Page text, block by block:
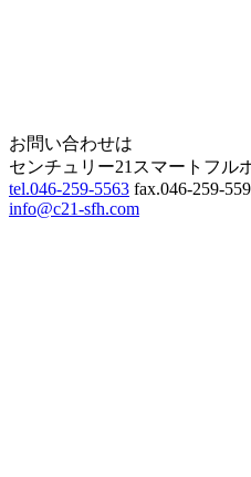
お問い合わせは
センチュリー21スマートフル
tel.046-259-5563 fax.046-259-
info@c21-sfh.com